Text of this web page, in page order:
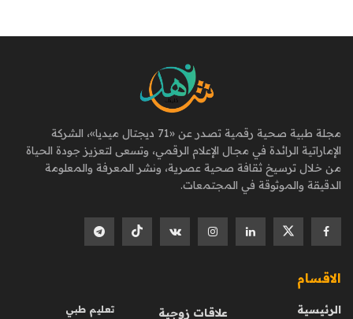
مجلة طبية صحية رقمية تصدر عن «71 ديجتال ميديا»، الشركة
الإماراتية الرائدة في مجال الإعلام الرقمي، وتسعى لتعزيز جودة الحياة
من خلال ترسيخ ثقافة صحية عصرية، ونشر المعرفة والمعلومة
الدقيقة والموثوقة في المجتمعات.
الاقسام
الرئيسية
علاقات زوجية
تعليم طبي